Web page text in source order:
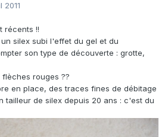
2011
récents !!
silex subi l'effet du gel et du
son type de découverte : grotte,
rouges ??
en place, des traces fines de débitage
tailleur de silex depuis 20 ans : c'est du